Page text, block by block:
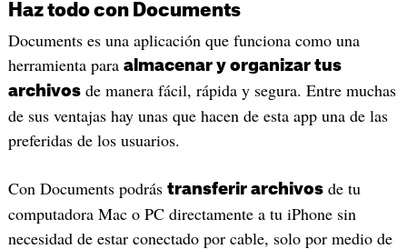
Haz todo con Documents
Documents es una aplicación que funciona como una
herramienta para almacenar y organizar tus
archivosde manera fácil, rápida y segura. Entre muchas
de sus ventajas hay unas que hacen de esta app una de las
preferidas de los usuarios.
Con Documents podrás transferir archivosde tu
computadora Mac o PC directamente a tu iPhone sin
necesidad de estar conectado por cable, solo por medio de